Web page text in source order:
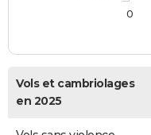
0
Vols et cambriolages
en 2025